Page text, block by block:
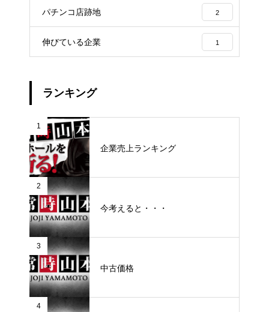
パチンコ店跡地 2
伸びている企業 1
ランキング
1
企業売上ランキング
2
今考えると・・・
3
中古価格
4